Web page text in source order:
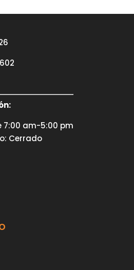
7:00 am-5:00 pm
Cerrado